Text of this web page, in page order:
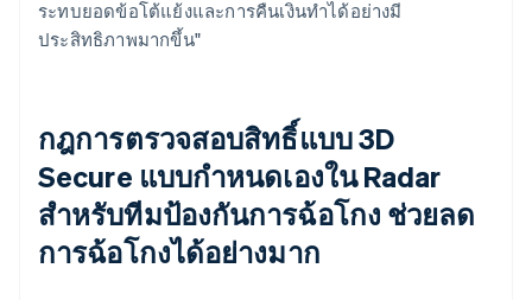
ระทบยอดข้อโต้แย้งและการคืนเงินทำได้อย่างมี
ประสิทธิภาพมากขึ้น"
กฎการตรวจสอบสิทธิ์แบบ 3D
Secure แบบกำหนดเองใน Radar
สำหรับทีมป้องกันการฉ้อโกง ช่วยลด
การฉ้อโกงได้อย่างมาก